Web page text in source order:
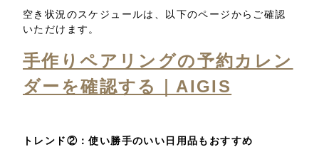
空き状況のスケジュールは、以下のページからご確認
いただけます。
手作りペアリングの予約カレン
ダーを確認する｜AIGIS
トレンド②：使い勝手のいい日用品もおすすめ